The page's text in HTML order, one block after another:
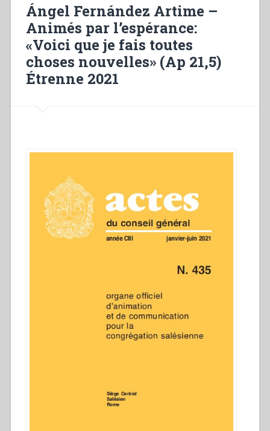
our
renewal””
Ángel Fernández Artime –
Animés par l’espérance:
«Voici que je fais toutes
choses nouvelles» (Ap 21,5)
Étrenne 2021